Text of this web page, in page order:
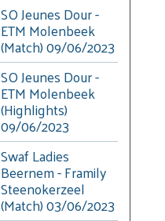
SO Jeunes Dour -
ETM Molenbeek
(Match) 09/06/2023
SO Jeunes Dour -
ETM Molenbeek
(Highlights)
09/06/2023
Swaf Ladies
Beernem - Framily
Steenokerzeel
(Match) 03/06/2023